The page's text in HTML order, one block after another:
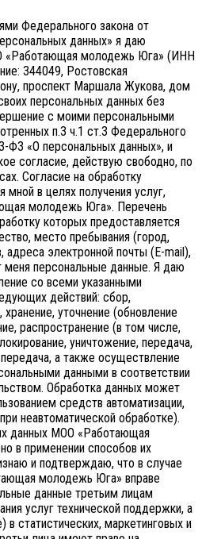
Федерального закона от
данных» я даю
«Работающая молодежь Юга» (ИНН
344049, Ростовская
проспект Маршала Жукова, дом
персональных данных без
с моими персональными
п.3 ч.1 ст.3 Федерального
ФЗ «О персональных данных», и
согласие, действую свободно, по
Согласие на обработку
мной в целях получения услуг,
молодежь Юга». Перечень
которых предоставляется
место пребывания (город,
адреса электронной почты (E-mail),
меня персональные данные. Я даю
со всеми указанными
действий: сбор,
уточнение (обновление
распространение (в том числе,
уничтожение, передача,
а также осуществление
данными в соответствии
Обработка данных может
средств автоматизации,
неавтоматической обработке).
данных МОО «Работающая
в применении способов их
и подтверждаю, что в случае
молодежь Юга» вправе
данные третьим лицам
услуг технической поддержки, а
статистических, маркетинговых и